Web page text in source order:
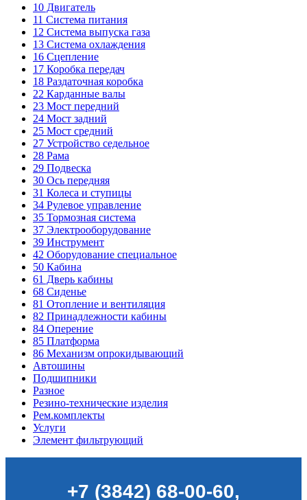
10 Двигатель
11 Система питания
12 Система выпуска газа
13 Система охлаждения
16 Сцепление
17 Коробка передач
18 Раздаточная коробка
22 Карданные валы
23 Мост передний
24 Мост задний
25 Мост средний
27 Устройство седельное
28 Рама
29 Подвеска
30 Ось передняя
31 Колеса и ступицы
34 Рулевое управление
35 Тормозная система
37 Электрооборудование
39 Инструмент
42 Оборудование специальное
50 Кабина
61 Дверь кабины
68 Сиденье
81 Отопление и вентиляция
82 Принадлежности кабины
84 Оперение
85 Платформа
86 Механизм опрокидывающий
Автошины
Подшипники
Разное
Резино-технические изделия
Рем.комплекты
Услуги
Элемент фильтрующий
+7 (3842) 68-00-60,